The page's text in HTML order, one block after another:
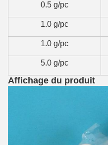
0.5 g/pc
1.0 g/pc
1.0 g/pc
5.0 g/pc
Affichage du produit